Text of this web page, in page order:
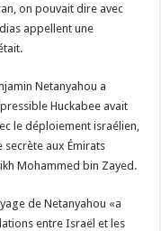
on pouvait dire avec
appellent une
Netanyahou a
Huckabee avait
le déploiement israélien,
aux Émirats
Mohammed bin Zayed.
de Netanyahou «a
entre Israël et les